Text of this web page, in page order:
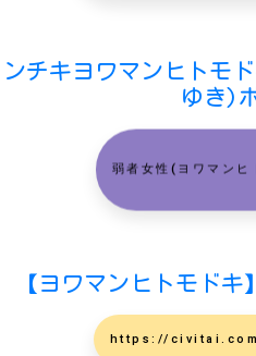
チキヨワマンヒトモ
ゆき)
弱者女性(ヨワマンヒ
【ヨワマンヒトモド
https://